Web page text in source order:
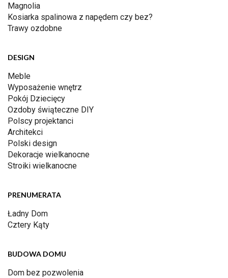
Magnolia
Kosiarka spalinowa z napędem czy bez?
Trawy ozdobne
DESIGN
Meble
Wyposażenie wnętrz
Pokój Dziecięcy
Ozdoby świąteczne DIY
Polscy projektanci
Architekci
Polski design
Dekoracje wielkanocne
Stroiki wielkanocne
PRENUMERATA
Ładny Dom
Cztery Kąty
BUDOWA DOMU
Dom bez pozwolenia